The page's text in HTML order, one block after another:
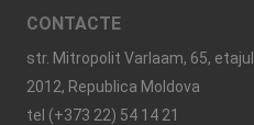
CONTACTE
str. Mitropolit Varlaam, 65,
2012, Republica Moldova
tel (+373 22) 54 14 21